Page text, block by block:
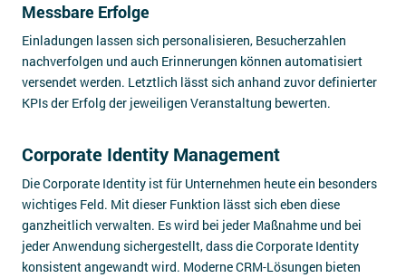
Messbare Erfolge
Einladungen lassen sich personalisieren, Besucherzahlen
nachverfolgen und auch Erinnerungen können automatisiert
versendet werden. Letztlich lässt sich anhand zuvor definierter
KPIs der Erfolg der jeweiligen Veranstaltung bewerten.
Corporate Identity Management
Die Corporate Identity ist für Unternehmen heute ein besonders
wichtiges Feld. Mit dieser Funktion lässt sich eben diese
ganzheitlich verwalten. Es wird bei jeder Maßnahme und bei
jeder Anwendung sichergestellt, dass die Corporate Identity
konsistent angewandt wird. Moderne CRM-Lösungen bieten